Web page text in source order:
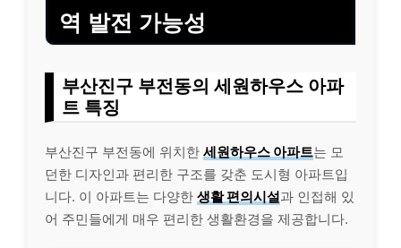
역 발전 가능성
부산진구 부전동의 세원하우스 아파
트 특징
부산진구 부전동에 위치한 세원하우스 아파트는 모
던한 디자인과 편리한 구조를 갖춘 도시형 아파트입
니다. 이 아파트는 다양한 생활 편의시설과 인접해 있
어 주민들에게 매우 편리한 생활환경을 제공합니다.